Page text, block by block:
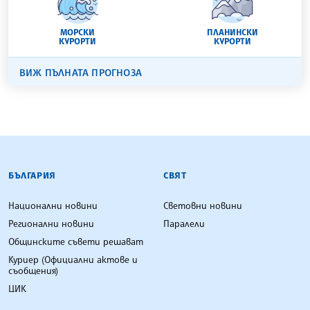
МОРСКИ
КУРОРТИ
ПЛАНИНСКИ
КУРОРТИ
ВИЖ ПЪЛНАТА ПРОГНОЗА
БЪЛГАРСКА ТЕЛЕГРАФНА АГЕНЦИЯ
БЪЛГАРИЯ
Национални новини
Регионални новини
Общинските съвети решават
Куриер (Официални актове и
съобщения)
ЦИК
СВЯТ
Световни новини
Паралели